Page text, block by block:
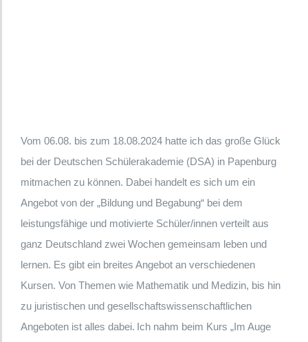
Vom 06.08. bis zum 18.08.2024 hatte ich das große Glück
bei der Deutschen Schülerakademie (DSA) in Papenburg
mitmachen zu können. Dabei handelt es sich um ein
Angebot von der „Bildung und Begabung“ bei dem
leistungsfähige und motivierte Schüler/innen verteilt aus
ganz Deutschland zwei Wochen gemeinsam leben und
lernen. Es gibt ein breites Angebot an verschiedenen
Kursen. Von Themen wie Mathematik und Medizin, bis hin
zu juristischen und gesellschaftswissenschaftlichen
Angeboten ist alles dabei. Ich nahm beim Kurs „Im Auge